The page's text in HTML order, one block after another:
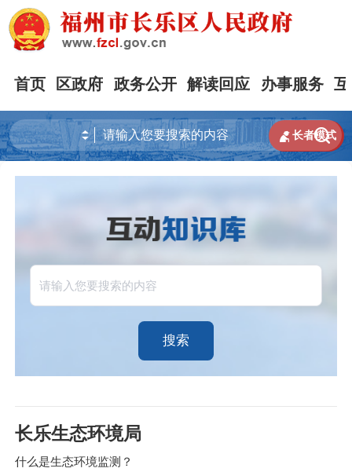
首页 区政府 政务公开 解读回应 办事服务

 长者模式
搜索
长乐生态环境局
什么是生态环境监测？